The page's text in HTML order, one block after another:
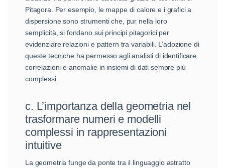
Pitagora. Per esempio, le mappe di calore e i grafici a
dispersione sono strumenti che, pur nella loro
semplicità, si fondano sui principi pitagorici per
evidenziare relazioni e pattern tra variabili. L’adozione di
queste tecniche ha permesso agli analisti di identificare
correlazioni e anomalie in insiemi di dati sempre più
complessi.
c. L’importanza della geometria nel
trasformare numeri e modelli
complessi in rappresentazioni
intuitive
La geometria funge da ponte tra il linguaggio astratto